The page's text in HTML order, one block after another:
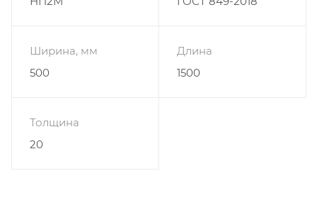
Ширина, мм
500
Длина
1500
Толщина
20